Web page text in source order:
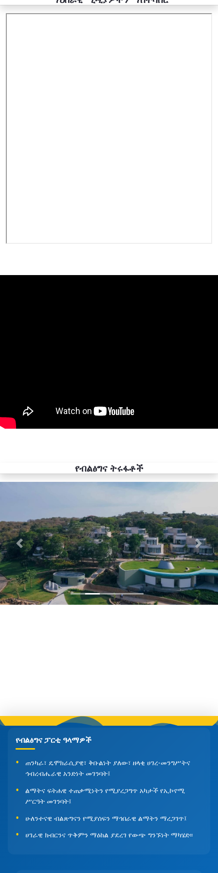
የብልፅግና ትሩፋቶች
Previous Next
የብልፅግና ፓርቲ ዓላማዎች
ጠንካራ፣ ዴሞክራሲያዊ፣ ቅቡልነት ያለው፣ ዘላቂ ሀገረ-መንግሥትና
ኅብረብሔራዊ አንድነት መገንባት፤
ልማትና ፍትሐዊ ተጠቃሚነትን የሚያረጋግጥ አካታች የኢኮኖሚ
ሥርዓት መገንባት፤
ሁለንተናዊ ብልጽግናን የሚያሰፍን ማኅበራዊ ልማትን ማረጋገጥ፤
ሀገራዊ ክብርንና ጥቅምን ማዕከል ያደረገ የውጭ ግንኙነት ማካሄድ፡፡